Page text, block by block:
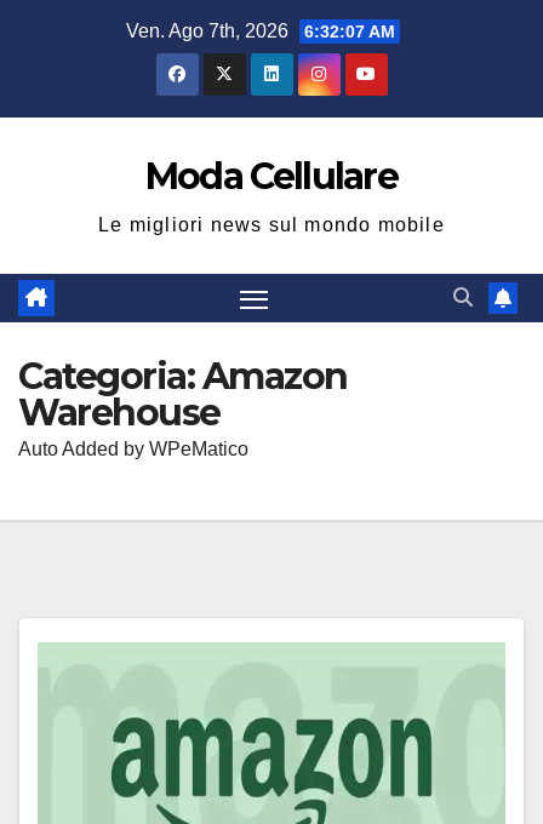
Ven. Ago 7th, 2026 6:32:08 AM
Moda Cellulare
Le migliori news sul mondo mobile
Categoria:Amazon
Warehouse
Auto Added by WPeMatico